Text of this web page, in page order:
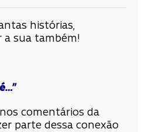
histórias,
a sua também!
comentários da
parte dessa conexão